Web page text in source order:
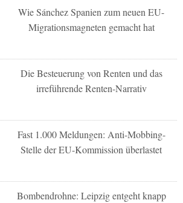
Wie Sánchez Spanien zum neuen EU-
Migrationsmagneten gemacht hat
Die Besteuerung von Renten und das
irreführende Renten-Narrativ
Fast 1.000 Meldungen: Anti-Mobbing-
Stelle der EU-Kommission überlastet
Bombendrohne: Leipzig entgeht knapp